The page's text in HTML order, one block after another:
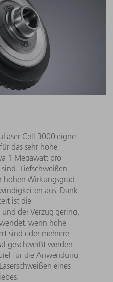
Cell 3000 eignet
das sehr hohe
1 Megawatt pro
Tiefschweißen
hohen Wirkungsgrad
aus. Dank
ist die
der Verzug gering.
wenn hohe
sind oder mehrere
geschweißt werden
für die Anwendung
eines